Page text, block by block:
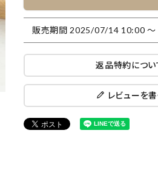
販売期間 2025/07/14 10:00〜
返品特約につい
レビューを書